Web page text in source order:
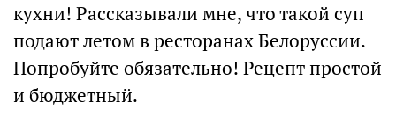
кухни! Рассказывали мне, что такой суп
подают летом в ресторанах Белоруссии.
Попробуйте обязательно! Рецепт простой
и бюджетный.